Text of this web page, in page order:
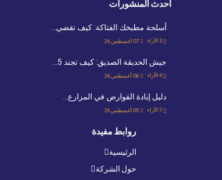
أحدث المنشورات
أسلحة مطبخك الفتاكة: كيف تقضي…
07 أغسطس 26 2 الآراء
جيش الحديقة الصديق: كيف تجند 5…
06 أغسطس 26 4 الآراء
دليل إبادة القوارض في المزارع…
05 أغسطس 26 7 الآراء
روابط مفيدة
الرئيسية
حول الشركة